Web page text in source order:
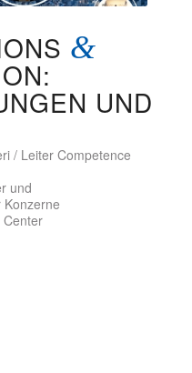
&
UND
/ Leiter Competence
und
Center